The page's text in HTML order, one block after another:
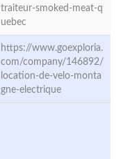
traiteur-smoked-meat-q
uebec
https://www.goexploria.
com/company/146892/
location-de-velo-monta
gne-electrique